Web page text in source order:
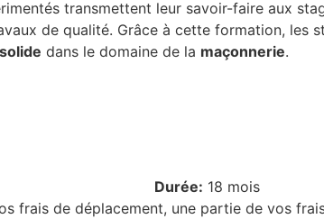
transmettent leur savoir-faire aux
de qualité. Grâce à cette formation, les
dans le domaine de la maçonnerie.
Durée: 18 mois
frais de déplacement, une partie de vos